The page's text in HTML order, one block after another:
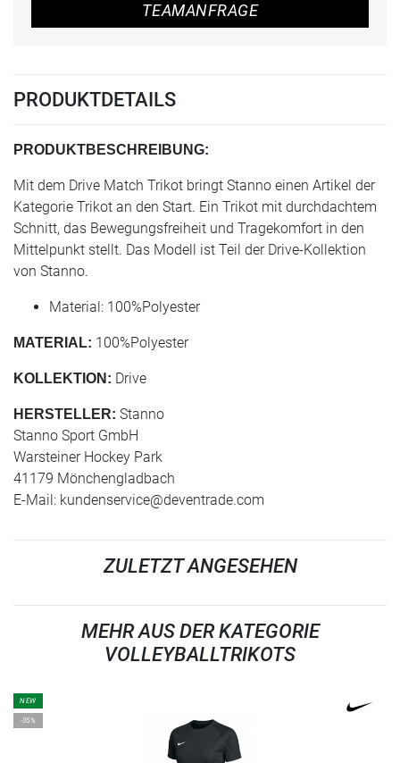
TEAMANFRAGE
PRODUKTDETAILS
PRODUKTBESCHREIBUNG:
Mit dem Drive Match Trikot bringt Stanno einen Artikel der
Kategorie Trikot an den Start. Ein Trikot mit durchdachtem
Schnitt, das Bewegungsfreiheit und Tragekomfort in den
Mittelpunkt stellt. Das Modell ist Teil der Drive-Kollektion
von Stanno.
Material: 100%Polyester
MATERIAL: 100%Polyester
KOLLEKTION: Drive
HERSTELLER: Stanno
Stanno Sport GmbH
Warsteiner Hockey Park
41179 Mönchengladbach
E-Mail: kundenservice@deventrade.com
ZULETZT ANGESEHEN
MEHR AUS DER KATEGORIE
VOLLEYBALLTRIKOTS
NEW
-35%